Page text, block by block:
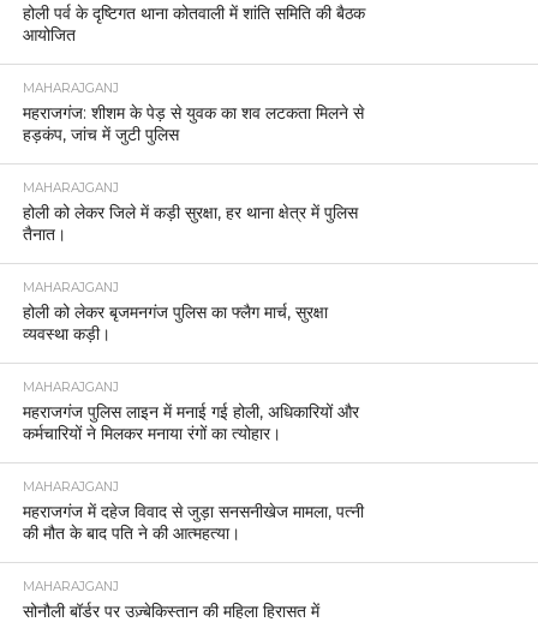
होली पर्व के दृष्टिगत थाना कोतवाली में शांति समिति की बैठक
आयोजित
MAHARAJGANJ
महराजगंज: शीशम के पेड़ से युवक का शव लटकता मिलने से
हड़कंप, जांच में जुटी पुलिस
MAHARAJGANJ
होली को लेकर जिले में कड़ी सुरक्षा, हर थाना क्षेत्र में पुलिस
तैनात।
MAHARAJGANJ
होली को लेकर बृजमनगंज पुलिस का फ्लैग मार्च, सुरक्षा
व्यवस्था कड़ी।
MAHARAJGANJ
महराजगंज पुलिस लाइन में मनाई गई होली, अधिकारियों और
कर्मचारियों ने मिलकर मनाया रंगों का त्योहार।
MAHARAJGANJ
महराजगंज में दहेज विवाद से जुड़ा सनसनीखेज मामला, पत्नी
की मौत के बाद पति ने की आत्महत्या।
MAHARAJGANJ
सोनौली बॉर्डर पर उज़्बेकिस्तान की महिला हिरासत में